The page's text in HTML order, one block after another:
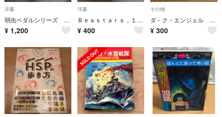
洋書
弱虫ペダルシリーズ 色々 計13冊
¥ 1,200
洋書
Ｂｅａｓｔａｒｓ，１巻＆2巻
¥ 400
その他
ダ－ク・エンジェル 8巻 風間宏子
¥ 300